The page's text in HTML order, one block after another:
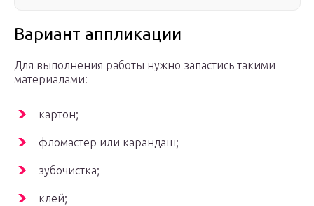
Вариант аппликации
Для выполнения работы нужно запастись такими
материалами:
картон;
фломастер или карандаш;
зубочистка;
клей;